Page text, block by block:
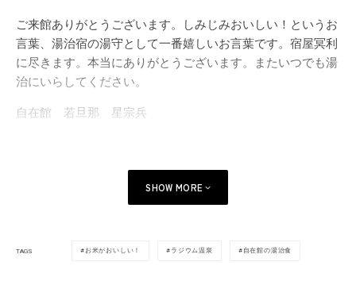
ご来館ありがとうございます。しみじみおいしい！というお
言葉、湯治宿の湯守として一番嬉しいお言葉です。宿屋冥利
に尽きます。本当にありがとうございます。またいつでも湯
治にいらしてください。
自在館 若旦那 星宗兵
SHOW MORE
TAGS お米がおいしい！ ラジウム温泉 自在館の湯治食